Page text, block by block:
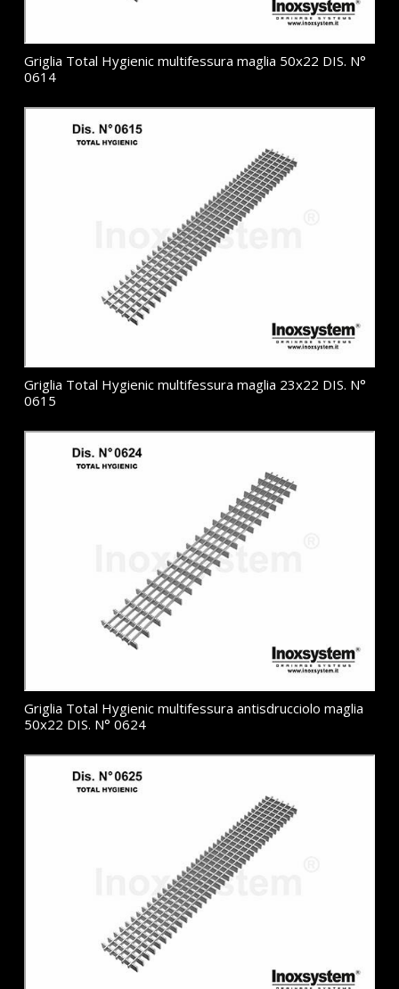
Griglia Total Hygienic multifessura maglia 50x22 DIS. N°
0614
Griglia Total Hygienic multifessura maglia 23x22 DIS. N°
0615
Griglia Total Hygienic multifessura antisdrucciolo maglia
50x22 DIS. N° 0624